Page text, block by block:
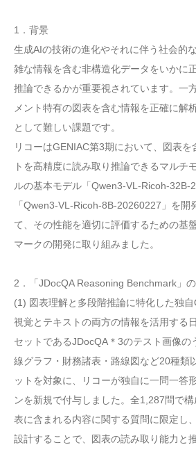
1．背景
生成AIの技術の進化やそれに伴う社会的
雑な情報を含む非構造化データをいかに
推論できるかが重要視されています。一
メント特有の図表を含む情報を正確に解
として難しい課題です。
リコーはGENIAC第3期において、図表
トを高精度に読み取り推論できるマルチ
ルの基本モデル「Qwen3-VL-Ricoh-32B-
「Qwen3-VL-Ricoh-8B-20260227」を開
て、その性能を適切に評価するための基
マークの開発に取り組みました。
2．「JDocQA Reasoning Benchmark」
(1) 図表理解と多段階推論に特化した独
視覚とテキストの両方の情報を活用する
セットであるJDocQA＊3のテスト画像の
線グラフ・財務諸表・路線図など20種類
ットを対象に、リコーが独自に一問一答
ンを新規で付与しました。全1,287問で
表に含まれる内容に関する質問に限定し
設計することで、図表の読み取り能力と